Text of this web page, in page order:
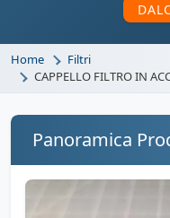
Home
Filtri
CAPPELLO FILTRO IN
Panoramica